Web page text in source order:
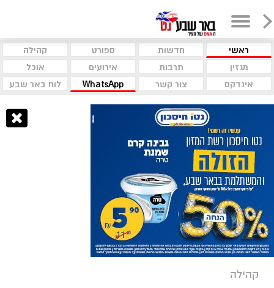
ראשי חדשות ספורט
קהילה
מגזין
תרבות אירועים
אוכל
אינדקס
צור קשר WhatsApp לוח באר שבע
קהילה